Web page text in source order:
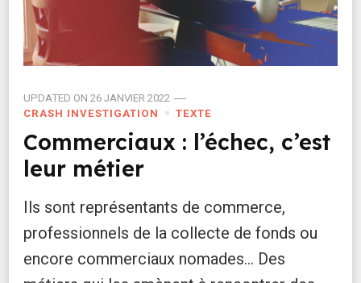
UPDATED ON 26 JANVIER 2022
CRASH INVESTIGATION
TEXTE
Commerciaux : l’échec, c’est
leur métier
Ils sont représentants de commerce,
professionnels de la collecte de fonds ou
encore commerciaux nomades… Des